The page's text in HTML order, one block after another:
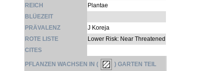
REICH
Plantae
BLÜEZEIT
PRÄVALENZ
J Koreja
ROTE LISTE
Lower Risk: Near Threatened
CITES
PFLANZEN WACHSEN IN ( ) GARTEN TEIL